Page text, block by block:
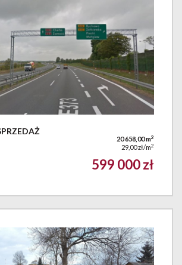
20 658,00 m2
29,00 zł/m2
599 000 zł